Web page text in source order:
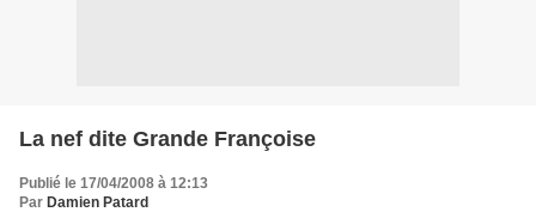
La nef dite Grande Françoise
Publié le 17/04/2008 à 12:13
Par Damien Patard